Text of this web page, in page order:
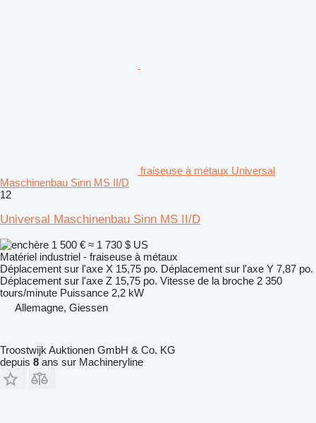
fraiseuse à métaux Universal
Maschinenbau Sinn MS II/D
12
Universal Maschinenbau Sinn MS II/D
1 500 € ≈ 1 730 $ US
Matériel industriel - fraiseuse à métaux
Déplacement sur l'axe X 15,75 po. Déplacement sur l'axe Y 7,87 po.
Déplacement sur l'axe Z 15,75 po. Vitesse de la broche 2 350
tours/minute Puissance 2,2 kW
Allemagne, Giessen
Troostwijk Auktionen GmbH & Co. KG
depuis 8 ans sur Machineryline